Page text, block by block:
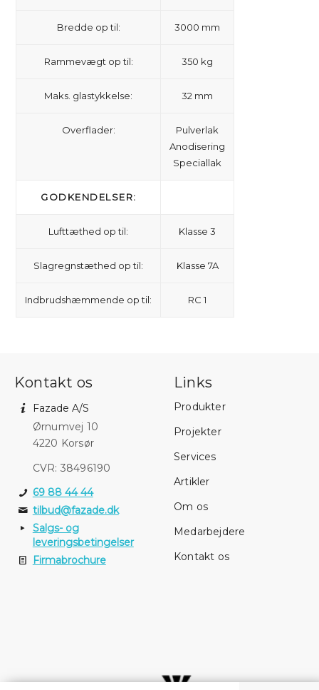
Bredde op til: 3000 mm
Rammevægt op til: 350 kg
Maks. glastykkelse: 32 mm
Overflader:
Pulverlak
Anodisering
Speciallak
GODKENDELSER:
Lufttæthed op til: Klasse 3
Slagregnstæthed op til: Klasse 7A
Indbrudshæmmende op til: RC 1
Kontakt os
Fazade A/S
Ørnumvej 10
4220 Korsør
CVR: 38496190
69 88 44 44
tilbud@fazade.dk
Salgs- og
leveringsbetingelser
Firmabrochure
Links
Produkter
Projekter
Services
Artikler
Om os
Medarbejdere
Kontakt os